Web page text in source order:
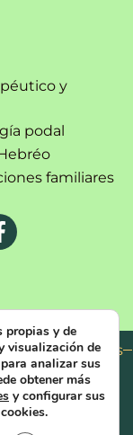
y
podal
familiares
de cookies
propias y de
visualización de
analizar sus
obtener más
y configurar sus